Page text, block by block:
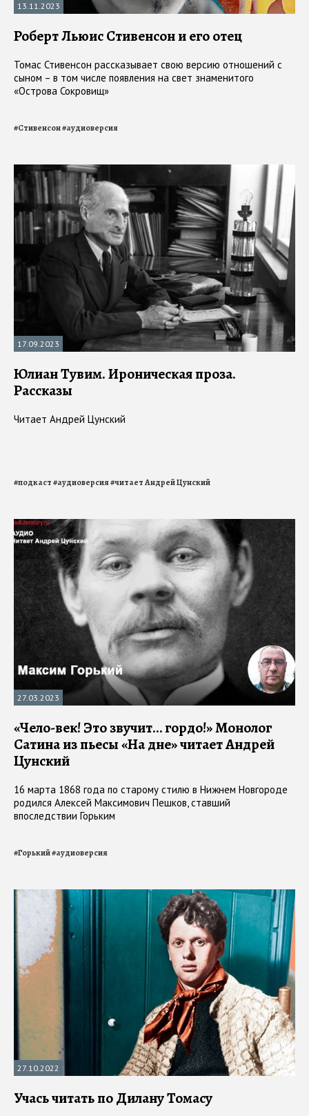
13.11.2023
Роберт Льюис Стивенсон и его отец
Томас Стивенсон рассказывает свою версию отношений с
сыном – в том числе появления на свет знаменитого
«Острова Сокровищ»
#Стивенсон#аудиоверсия
17.09.2023
Юлиан Тувим. Ироническая проза.
Рассказы
Читает Андрей Цунский
#подкаст#аудиоверсия#читает Андрей Цунский
27.03.2023
«Чело-век! Это звучит… гордо!» Монолог
Сатина из пьесы «На дне» читает Андрей
Цунский
16 марта 1868 года по старому стилю в Нижнем Новгороде
родился Алексей Максимович Пешков, ставший
впоследствии Горьким
#Горький#аудиоверсия
27.10.2022
Учась читать по Дилану Томасу